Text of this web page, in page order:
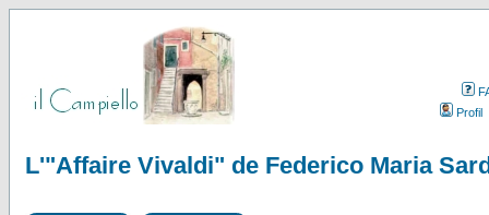
Profil
L'"Affaire Vivaldi" de Federico Maria